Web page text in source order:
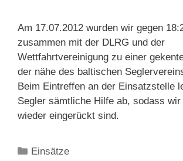
Am 17.07.2012 wurden wir gegen
zusammen mit der DLRG und der
Wettfahrtvereinigung zu einer
der nähe des baltischen
Beim Eintreffen an der Einsatzstelle
Segler sämtliche Hilfe ab, sodass
wieder eingerückt sind.
Kategorien
Einsätze